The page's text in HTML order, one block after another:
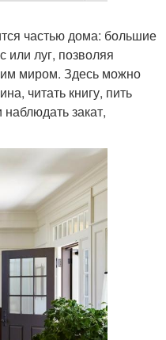
частью дома: большие
или луг, позволяя
миром. Здесь можно
читать книгу, пить
закат,